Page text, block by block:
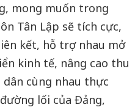
mong muốn trong
Tân Lập sẽ tích cực,
kết, hỗ trợ nhau mở
kinh tế, nâng cao thu
cùng nhau thực
lối của Đảng,